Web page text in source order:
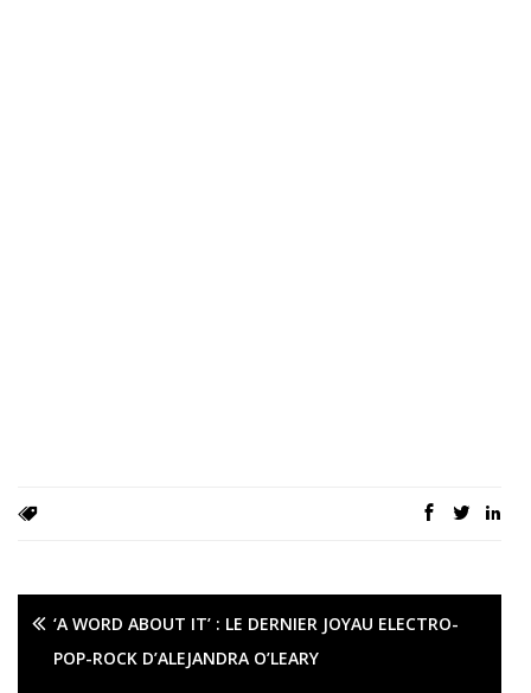
‘A WORD ABOUT IT’ : LE DERNIER JOYAU ELECTRO-
POP-ROCK D’ALEJANDRA O’LEARY